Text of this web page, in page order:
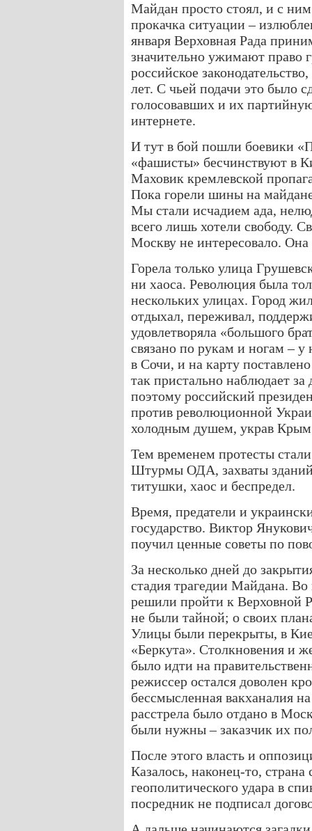
Майдан просто стоял, и с
прокачка ситуации –
января Верховная Рада
значительно ужимают право
российское
лет. С чьей подачи это было
голосовавших и их
интернете.
И тут в бой пошли боевики
«фашисты» бесчинствуют в
Маховик кремлевской
Пока горели шины на
Мы стали исчадием ада,
всего лишь хотели свободу.
Москву не интересовало. Она
Горела только улица
ни хаоса. Революция была
нескольких улицах. Город
отдыхал, переживал,
удовлетворяла «большого
связано по рукам и ногам –
в Сочи, и на карту
так пристально наблюдает
поэтому российский
против революционной
холодным душем, украв
Тем временем протесты
Штурмы ОДА, захваты
титушки, хаос и беспредел.
Время, предатели и
государство. Виктор
поучил ценные советы по
За несколько дней до
стадия трагедии Майдана.
решили пройти к Верховной
не были тайной; о своих
Улицы были перекрыты, в
«Беркута». Столкновения и
было идти на
режиссер остался доволен
бессмысленная вакханалия
расстрела было отдано в
были нужны – заказчик их
После этого власть и
Казалось, наконец-то,
геополитического удара в
посредник не подписал